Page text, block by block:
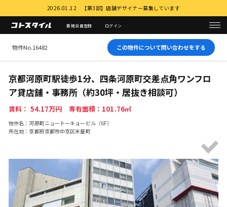
2026.01.12 【第3部】店舗デザイナー募集しています
新規会員登録 ログイン
物件No.16482 この物件について問い合わせをする
京都河原町駅徒歩1分、四条河原町交差点角ワンフロ
ア貸店舗・事務所（約30坪・居抜き相談可）
賃料： 54.17万円 専有面積：101.76㎡
物件名：河原町ニュートーキョービル（6F）
所在地：京都府京都市中京区米屋町